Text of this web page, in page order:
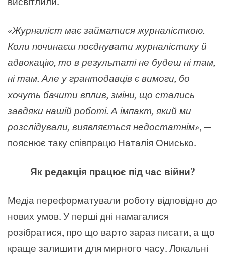
«Журналіст має займатися журналісткою.
Коли починаєш поєднувати журналістику й
адвокацію, то в результаті не будеш ні там,
ні там. Але у грантодавців є вимоги, бо
хочуть бачити вплив, зміни, що стались
завдяки нашій роботі. А імпакт, який ми
розслідували, виявляється недостатнім», —
пояснює таку співпрацю Наталія Онисько.
Як редакція працює під час війни?
Медіа переформатували роботу відповідно до
нових умов. У перші дні намагалися
розібратися, про що варто зараз писати, а що
краще залишити для мирного часу. Локальні